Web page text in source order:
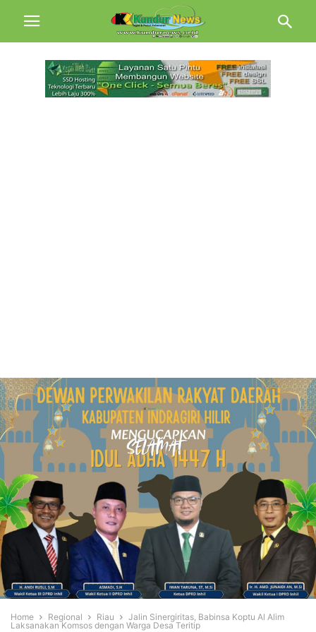
Home Regional Riau
Jalin Sinergiritas, Babinsa Koptu Al Alim
Laksanakan Komsos dengan Warga Desa Teritip